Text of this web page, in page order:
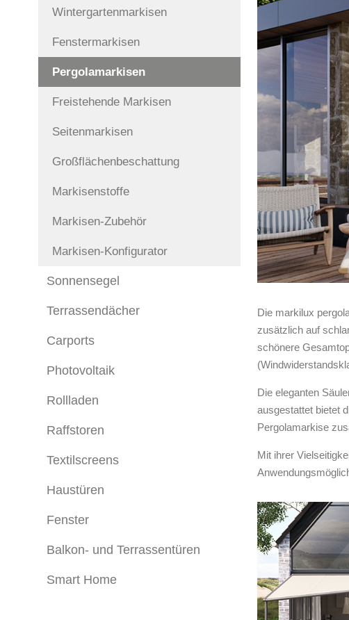
Wintergartenmarkisen
Fenstermarkisen
Pergolamarkisen
Freistehende Markisen
Seitenmarkisen
Großflächenbeschattung
Markisenstoffe
Markisen-Zubehör
Markisen-Konfigurator
Sonnensegel
Terrassendächer
Carports
Photovoltaik
Rollladen
Raffstoren
Textilscreens
Haustüren
Fenster
Balkon- und Terrassentüren
Smart Home
Die markilux
zusätzlich auf
schönere
Die eleganten
ausgestattet bietet
Pergolamarkise
Mit ihrer